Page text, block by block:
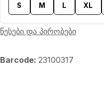
S M L XL
წესები და პირობები
Barcode: 23100317